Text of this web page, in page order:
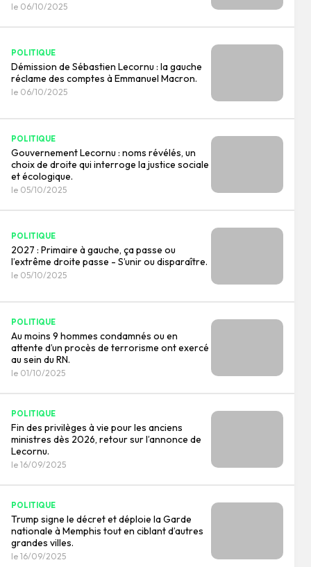
le 06/10/2025
POLITIQUE
Démission de Sébastien Lecornu : la gauche
réclame des comptes à Emmanuel Macron.
le 06/10/2025
POLITIQUE
Gouvernement Lecornu : noms révélés, un
choix de droite qui interroge la justice sociale
et écologique.
le 05/10/2025
POLITIQUE
2027 : Primaire à gauche, ça passe ou
l’extrême droite passe - S’unir ou disparaître.
le 05/10/2025
POLITIQUE
Au moins 9 hommes condamnés ou en
attente d’un procès de terrorisme ont exercé
au sein du RN.
le 01/10/2025
POLITIQUE
Fin des privilèges à vie pour les anciens
ministres dès 2026, retour sur l’annonce de
Lecornu.
le 16/09/2025
POLITIQUE
Trump signe le décret et déploie la Garde
nationale à Memphis tout en ciblant d’autres
grandes villes.
le 16/09/2025